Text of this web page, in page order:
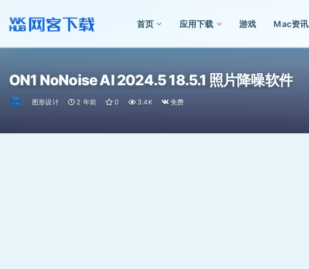
首页 应用下载 游戏 Mac资讯
ON1 NoNoise AI 2024.5 18.5.1 照片降噪软件
图形设计 2 年前 0 3.4K 免费